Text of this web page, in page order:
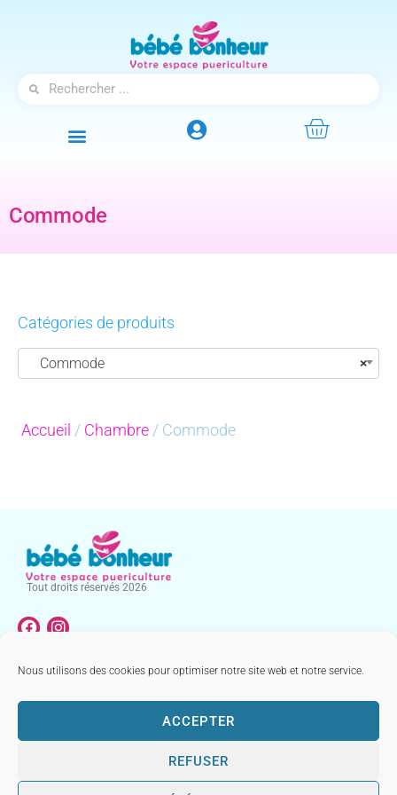
Nous utilisons des cookies pour optimiser notre site web et notre service.
ACCEPTER
REFUSER
Commode
Catégories de produits
×
Commode
Accueil / Chambre / Commode
Tout droits réservés 2026
MENTIONS LÉGALES & CONDITIONS GÉNÉRALES DE VENTE